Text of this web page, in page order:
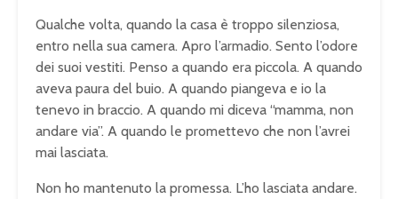
Qualche volta, quando la casa è troppo silenziosa,
entro nella sua camera. Apro l’armadio. Sento l’odore
dei suoi vestiti. Penso a quando era piccola. A quando
aveva paura del buio. A quando piangeva e io la
tenevo in braccio. A quando mi diceva “mamma, non
andare via”. A quando le promettevo che non l’avrei
mai lasciata.
Non ho mantenuto la promessa. L’ho lasciata andare.